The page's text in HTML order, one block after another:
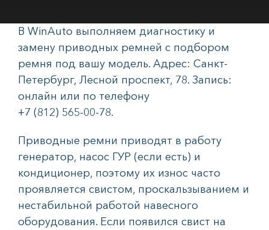
В WinAuto выполняем диагностику и
замену приводных ремней с подбором
ремня под вашу модель. Адрес: Санкт-
Петербург, Лесной проспект, 78. Запись:
онлайн или по телефону
+7 (812) 565-00-78.
Приводные ремни приводят в работу
генератор, насос ГУР (если есть) и
кондиционер, поэтому их износ часто
проявляется свистом, проскальзыванием и
нестабильной работой навесного
оборудования. Если появился свист на